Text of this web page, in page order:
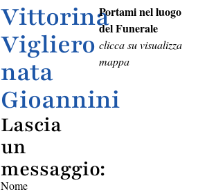
Vittorina
Vigliero
nata
Gioannini
Lascia
un
messaggio:
Nome
Portami nel luogo
del Funerale
clicca su visualizza
mappa